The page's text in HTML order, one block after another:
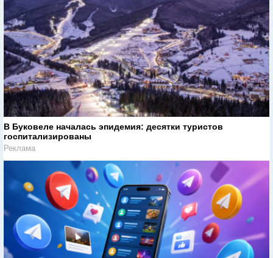
В Буковеле началась эпидемия: десятки туристов
госпитализированы
Реклама